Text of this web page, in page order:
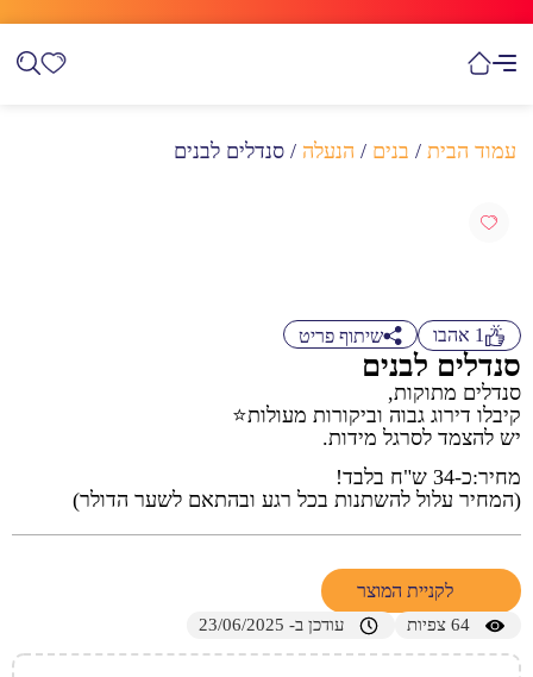
עמוד הבית / בנים / הנעלה / סנדלים לבנים
1 אהבו שיתוף פריט
סנדלים לבנים
סנדלים מתוקות,
קיבלו דירוג גבוה וביקורות מעולות⭐
יש להצמד לסרגל מידות.
מחיר:כ-34 ש"ח בלבד!
(המחיר עלול להשתנות בכל רגע ובהתאם לשער הדולר)
לקניית המוצר
64 צפיות עודכן ב- 23/06/2025